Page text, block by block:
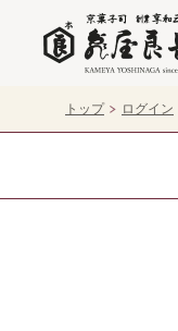
トップ ログイン